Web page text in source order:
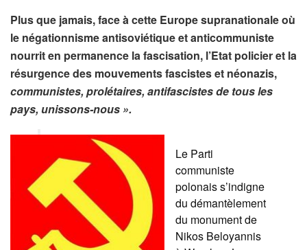
Plus que jamais, face à cette Europe supranationale où
le négationnisme antisoviétique et anticommuniste
nourrit en permanence la fascisation, l’Etat policier et la
résurgence des mouvements fascistes et néonazis,
communistes, prolétaires, antifascistes de tous les
pays, unissons-nous ».
Le Parti
communiste
polonais s’indigne
du démantèlement
du monument de
Nikos Beloyannis